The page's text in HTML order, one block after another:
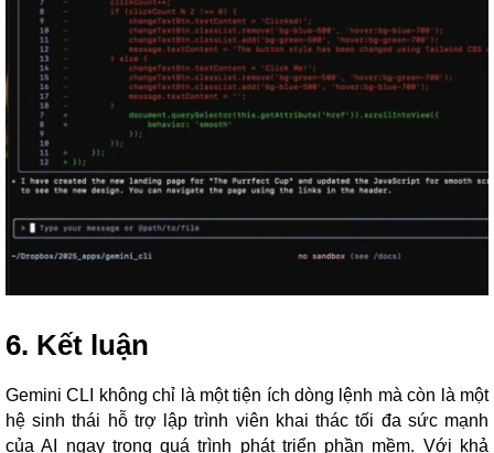
6. Kết luận
Gemini CLI không chỉ là một tiện ích dòng lệnh mà còn là một
hệ sinh thái hỗ trợ lập trình viên khai thác tối đa sức mạnh
của AI ngay trong quá trình phát triển phần mềm. Với khả